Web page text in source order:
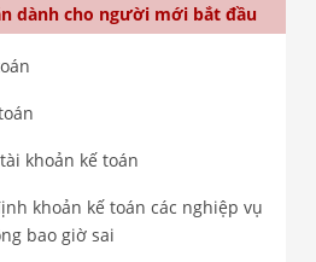
dành cho người mới bắt đầu
khoản kế toán
khoản kế toán các nghiệp vụ
bao giờ sai